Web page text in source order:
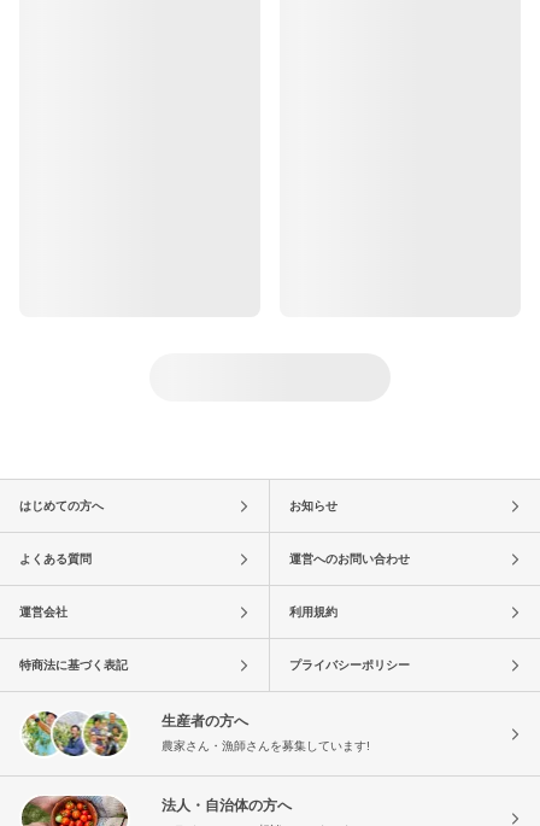
はじめての方へ お知らせ
よくある質問 運営へのお問い合わせ
運営会社 利用規約
特商法に基づく表記 プライバシーポリシー
生産者の方へ
農家さん・漁師さんを募集しています!
法人・自治体の方へ